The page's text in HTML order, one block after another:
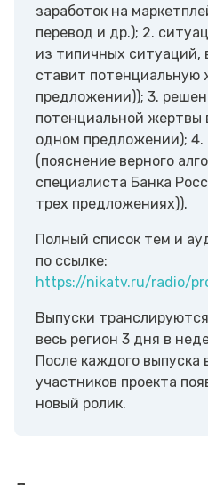
заработок на
перевод и др.); 2.
из типичных ситуаций,
ставит потенциальную
предложении)); 3.
потенциальной жертвы
одном предложении); 4.
(пояснение верного
специалиста Банка
трех предложениях)).
Полный список тем и
по ссылке:
https://nikatv.ru/radio/
Выпуски
весь регион 3 дня в
После каждого выпуска
участников проекта
новый ролик.